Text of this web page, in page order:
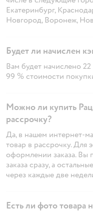
Екатеринбург,
Новгород, Воронеж,
Будет ли начислен
Вам будет начислено
99 % стоимости
Можно ли купить
рассрочку?
Да, в нашем интернет-
товар в рассрочку. Для
оформлении заказа. Вы
заказа сразу, а
через каждые две
Есть ли фото товара